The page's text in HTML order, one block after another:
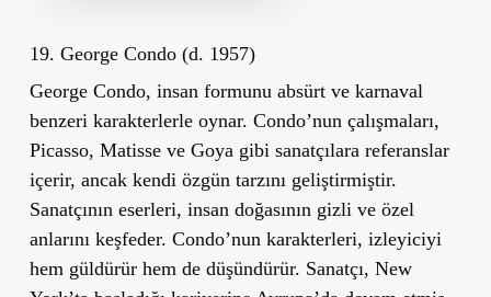
19. George Condo (d. 1957)
George Condo, insan formunu absürt ve karnaval
benzeri karakterlerle oynar. Condo’nun çalışmaları,
Picasso, Matisse ve Goya gibi sanatçılara referanslar
içerir, ancak kendi özgün tarzını geliştirmiştir.
Sanatçının eserleri, insan doğasının gizli ve özel
anlarını keşfeder. Condo’nun karakterleri, izleyiciyi
hem güldürür hem de düşündürür. Sanatçı, New